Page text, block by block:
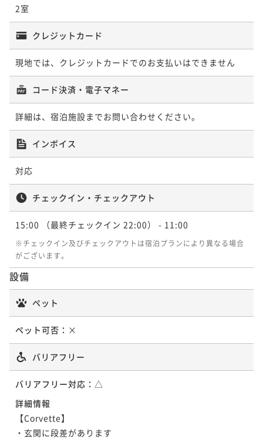
2室
クレジットカード
現地では、クレジットカードでのお支払いはできません
コード決済・電子マネー
詳細は、宿泊施設までお問い合わせください。
インボイス
対応
チェックイン・チェックアウト
15:00 （最終チェックイン 22:00） - 11:00
※チェックイン及びチェックアウトは宿泊プランにより異なる場合
がございます。
設備
ペット
ペット可否： ×
バリアフリー
バリアフリー対応： △
詳細情報
【Corvette】
・玄関に段差があります